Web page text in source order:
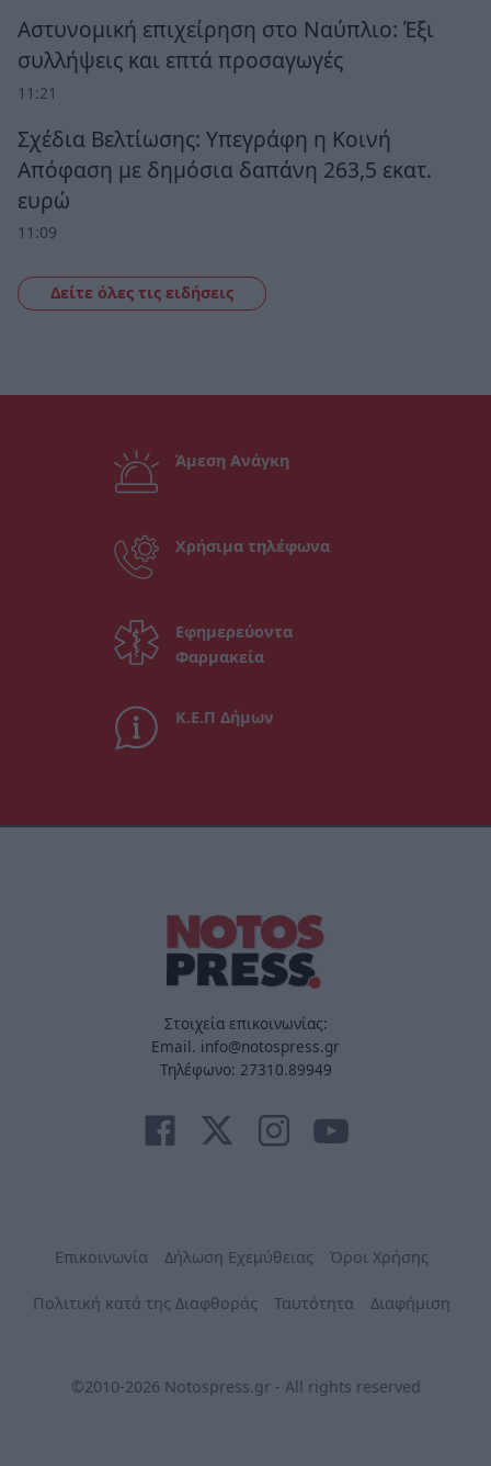
Αστυνομική επιχείρηση στο Ναύπλιο: Έξι
συλλήψεις και επτά προσαγωγές
11:21
Σχέδια Βελτίωσης: Υπεγράφη η Κοινή
Απόφαση με δημόσια δαπάνη 263,5 εκατ.
ευρώ
11:09
Δείτε όλες τις ειδήσεις
Άμεση Ανάγκη
Χρήσιμα τηλέφωνα
Εφημερεύοντα
Φαρμακεία
Κ.Ε.Π Δήμων
Στοιχεία επικοινωνίας:
Email. info@notospress.gr
Τηλέφωνο: 27310.89949
Επικοινωνία Δήλωση Εχεμύθειας Όροι Χρήσης
Πολιτική κατά της Διαφθοράς Ταυτότητα Διαφήμιση
©2010-2026 Notospress.gr - All rights reserved